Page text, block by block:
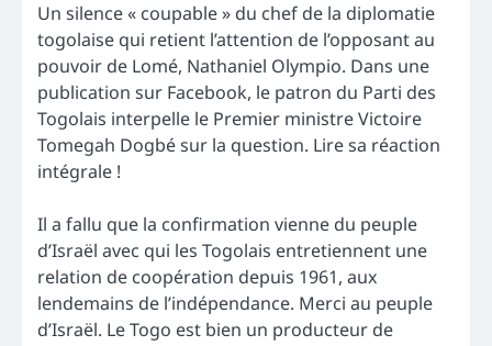
Un silence « coupable » du chef de la diplomatie
togolaise qui retient l’attention de l’opposant au
pouvoir de Lomé, Nathaniel Olympio. Dans une
publication sur Facebook, le patron du Parti des
Togolais interpelle le Premier ministre Victoire
Tomegah Dogbé sur la question. Lire sa réaction
intégrale !
Il a fallu que la confirmation vienne du peuple
d’Israël avec qui les Togolais entretiennent une
relation de coopération depuis 1961, aux
lendemains de l’indépendance. Merci au peuple
d’Israël. Le Togo est bien un producteur de